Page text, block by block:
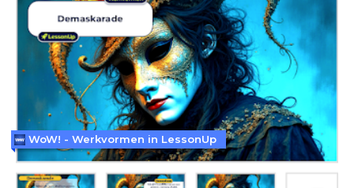
WoW! - Werkvormen in LessonUp